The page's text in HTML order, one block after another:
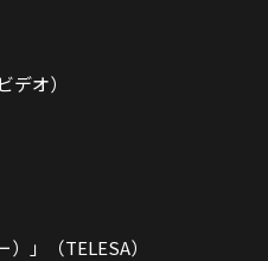
オ）
」（TELESA）